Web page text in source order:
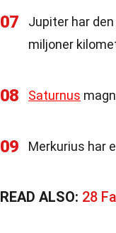
07
Jupiter har
miljoner
08 Saturnus
09 Merkurius har
READ ALSO: 28